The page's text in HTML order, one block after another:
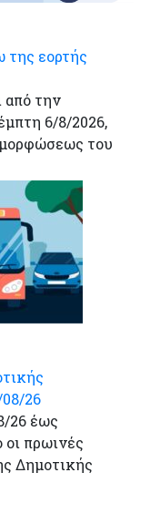
της εορτής
από την
6/8/2026,
του
26
26 έως
πρωινές
Δημοτικής